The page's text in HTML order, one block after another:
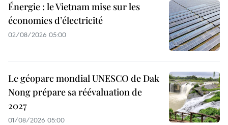
Énergie : le Vietnam mise sur les
économies d’électricité
02/08/2026 05:00
Le géoparc mondial UNESCO de Dak
Nong prépare sa réévaluation de
2027
01/08/2026 05:00